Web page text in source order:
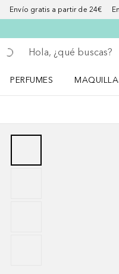
Envío gratis a partir de 24€
Regresar
Ejecutar búsqueda
PERFUMES